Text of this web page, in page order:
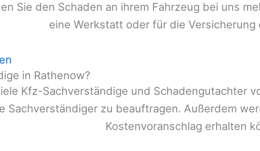
Sie den Schaden an ihrem Fahrzeug bei uns
eine Werkstatt oder für die Versicherung
in Rathenow?
Kfz-Sachverständige und Schadengutachter
Sachverständiger zu beauftragen. Außerdem
Kostenvoranschlag erhalten